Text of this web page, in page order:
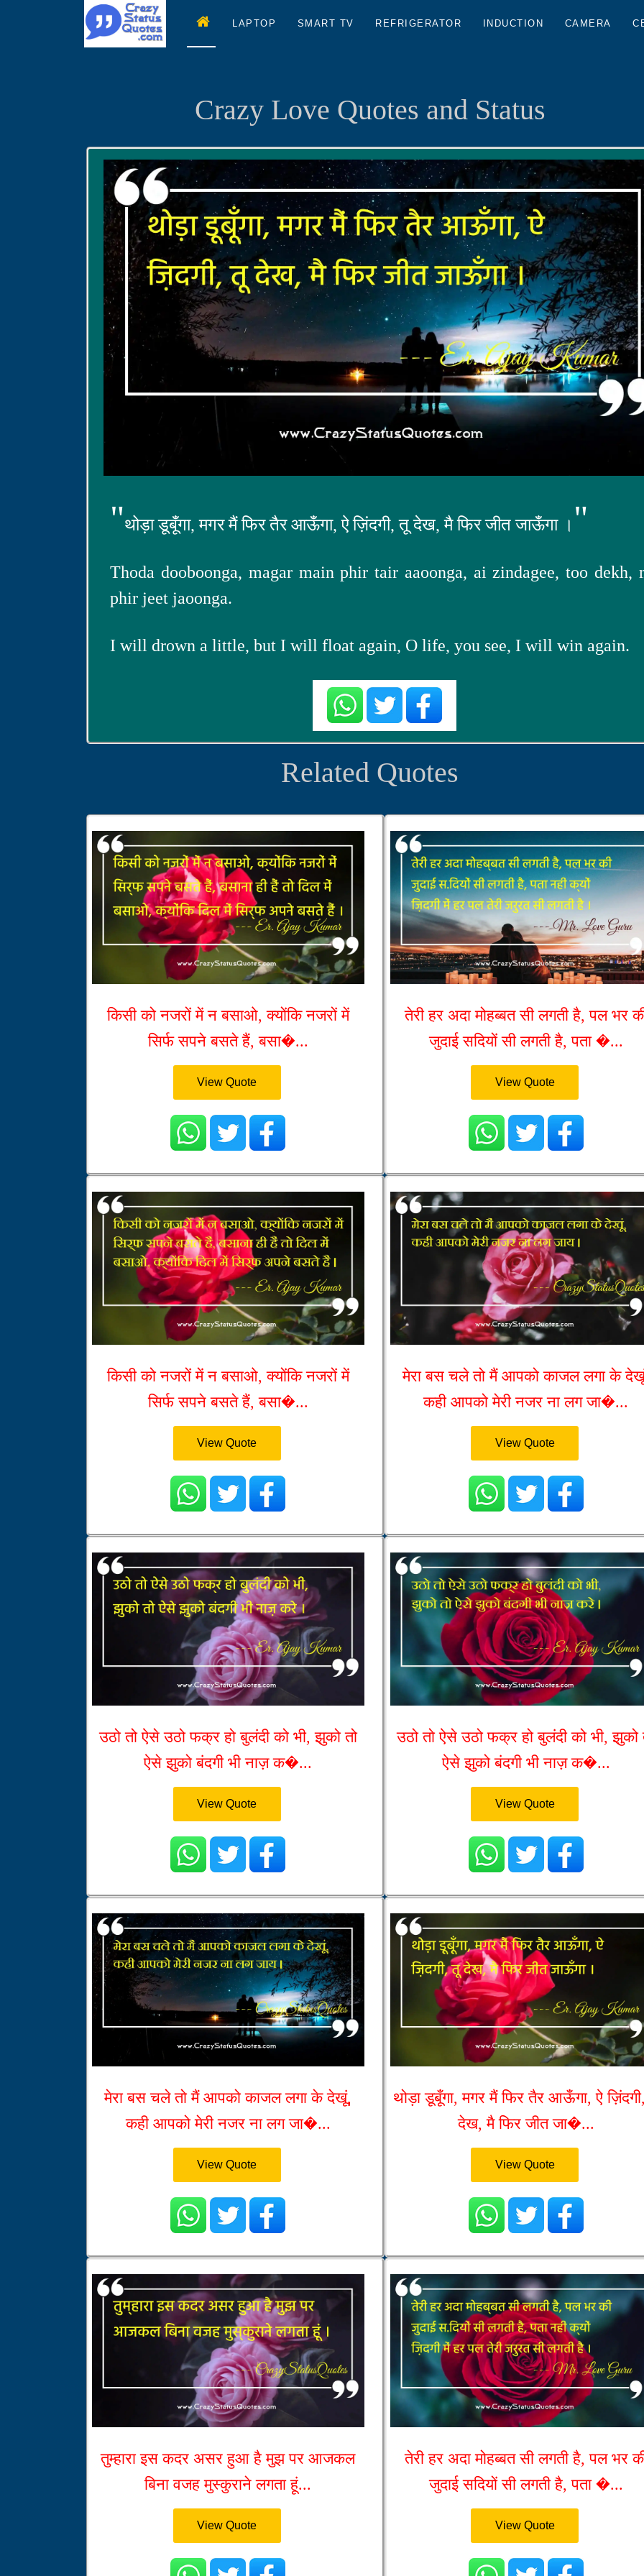
LAPTOP SMART TV REFRIGERATOR INDUCTION CAMERA
Crazy Love Quotes and Status
"थोड़ा डूबूँगा, मगर मैं फिर तैर आऊँगा, ऐ ज़िंदगी, तू देख, मै फिर जीत जाऊँगा । "
Thoda dooboonga, magar main phir tair aaoonga, ai zindagee, too dekh,
phir jeet jaoonga.
I will drown a little, but I will float again, O life, you see, I will win again.
Related Quotes
किसी को नजरों में न बसाओ, क्योंकि नजरों में
सिर्फ सपने बसते हैं, बसा�...
View Quote
तेरी हर अदा मोहब्बत सी लगती है, पल भर
जुदाई सदियों सी लगती है, पता �...
View Quote
किसी को नजरों में न बसाओ, क्योंकि नजरों में
सिर्फ सपने बसते हैं, बसा�...
View Quote
मेरा बस चले तो मैं आपको काजल लगा के
कही आपको मेरी नजर ना लग जा�...
View Quote
उठो तो ऐसे उठो फक्र हो बुलंदी को भी, झुको तो
ऐसे झुको बंदगी भी नाज़ क�...
View Quote
उठो तो ऐसे उठो फक्र हो बुलंदी को भी, झुको
ऐसे झुको बंदगी भी नाज़ क�...
View Quote
मेरा बस चले तो मैं आपको काजल लगा के देखूं,
कही आपको मेरी नजर ना लग जा�...
View Quote
थोड़ा डूबूँगा, मगर मैं फिर तैर आऊँगा, ऐ
देख, मै फिर जीत जा�...
View Quote
तुम्हारा इस कदर असर हुआ है मुझ पर आजकल
बिना वजह मुस्कुराने लगता हूं...
View Quote
तेरी हर अदा मोहब्बत सी लगती है, पल भर
जुदाई सदियों सी लगती है, पता �...
View Quote